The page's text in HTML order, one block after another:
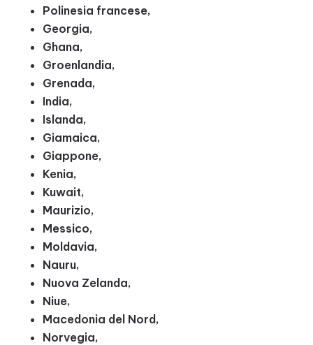
Polinesia francese,
Georgia,
Ghana,
Groenlandia,
Grenada,
India,
Islanda,
Giamaica,
Giappone,
Kenia,
Kuwait,
Maurizio,
Messico,
Moldavia,
Nauru,
Nuova Zelanda,
Niue,
Macedonia del Nord,
Norvegia,